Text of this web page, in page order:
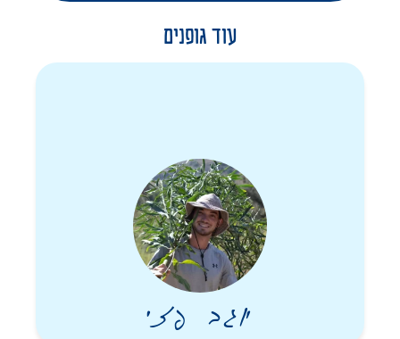
עוד גופנים
יוגב פזי